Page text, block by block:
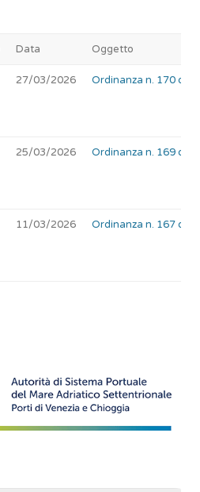
Data Oggetto
27/03/2026 Ordinanza n. 170 del
25/03/2026 Ordinanza n. 169 del
11/03/2026 Ordinanza n. 167 del